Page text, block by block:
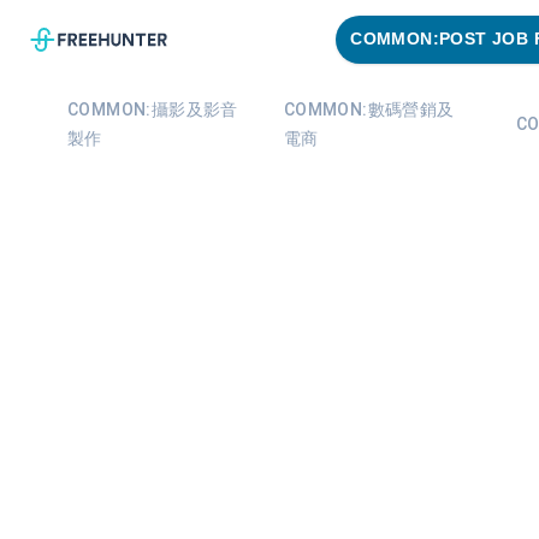
COMMON:POST JOB
COMMON:攝影及影音
製作
COMMON:數碼營銷及
電商